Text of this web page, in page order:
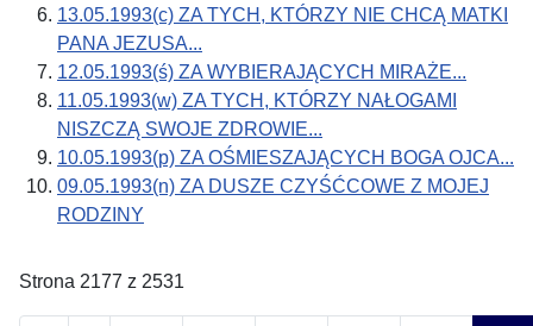
13.05.1993(c) ZA TYCH, KTÓRZY NIE CHCĄ MATKI
PANA JEZUSA...
12.05.1993(ś) ZA WYBIERAJĄCYCH MIRAŻE...
11.05.1993(w) ZA TYCH, KTÓRZY NAŁOGAMI
NISZCZĄ SWOJE ZDROWIE...
10.05.1993(p) ZA OŚMIESZAJĄCYCH BOGA OJCA...
09.05.1993(n) ZA DUSZE CZYŚĆCOWE Z MOJEJ
RODZINY
Strona 2177 z 2531